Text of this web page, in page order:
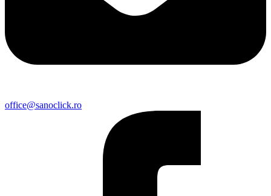
office@sanoclick.ro